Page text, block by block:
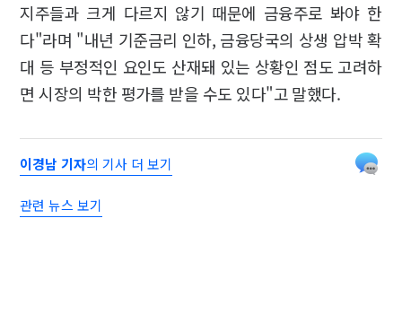
지주들과 크게 다르지 않기 때문에 금융주로 봐야 한
다"라며 "내년 기준금리 인하, 금융당국의 상생 압박 확
대 등 부정적인 요인도 산재돼 있는 상황인 점도 고려하
면 시장의 박한 평가를 받을 수도 있다"고 말했다.
이경남 기자의 기사 더 보기
관련 뉴스 보기